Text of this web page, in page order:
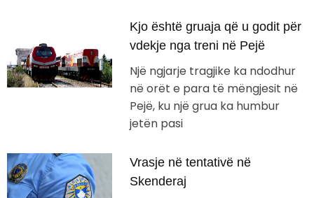
Kjo është gruaja që u godit për
vdekje nga treni në Pejë
Një ngjarje tragjike ka ndodhur
në orët e para të mëngjesit në
Pejë, ku një grua ka humbur
jetën pasi
Vrasje në tentativë në
Skenderaj